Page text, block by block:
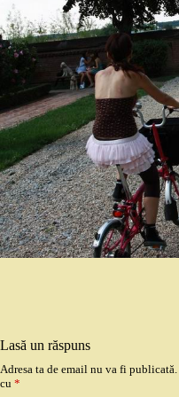
Lasă un răspuns
Adresa ta de email nu va fi publicată.
cu *